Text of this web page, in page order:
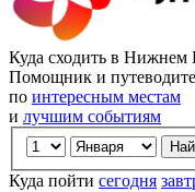
Куда сходить в
Помощник и
по интересным местам
и лучшим событиям
Куда пойти сегодня